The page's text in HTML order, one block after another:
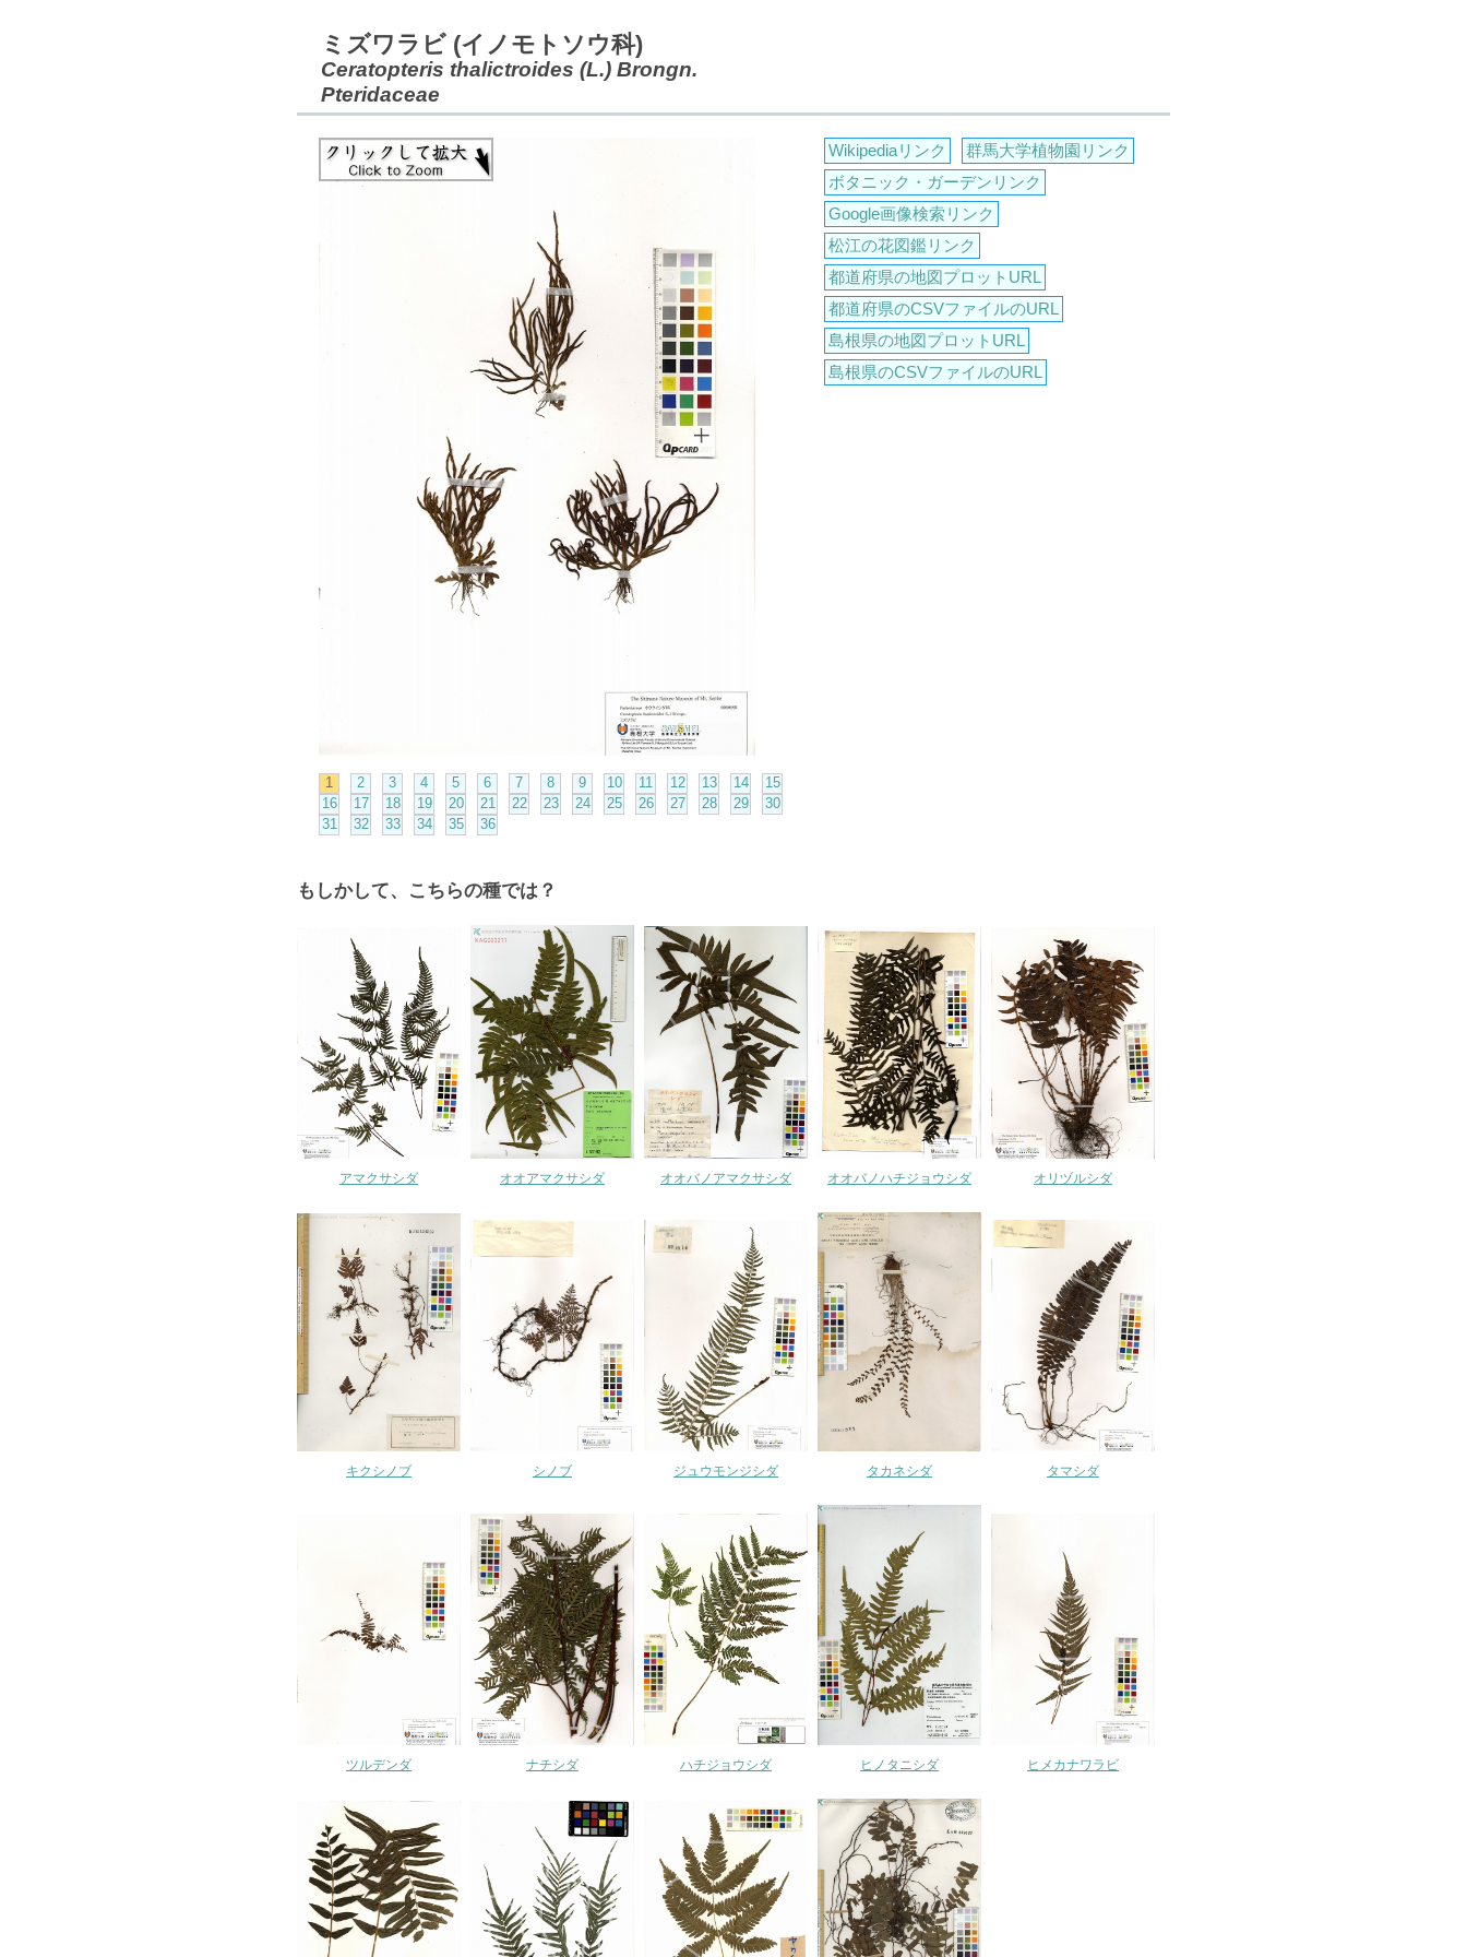
ミズワラビ (イノモトソウ科)
Ceratopteris thalictroides (L.) Brongn.
Pteridaceae
1 2 3 4 5 6 7 8 9 10 11 12 13 14
15
16
17 18 19 20 21 22 23 24 25 26 27 28 29
30
31
32 33 34 35 36
Wikipediaリンク
群馬大学植物園リンク
ボタニック・ガーデンリンク
Google画像検索リンク
松江の花図鑑リンク
都道府県の地図プロットURL
都道府県のCSVファイルのURL
島根県の地図プロットURL
島根県のCSVファイルのURL
もしかして、こちらの種では？
アマクサシダ オオアマクサシダ オオバノアマクサシダ オオバノハチジョウシダ オリヅルシダ
キクシノブ シノブ ジュウモンジシダ タカネシダ タマシダ
ツルデンダ ナチシダ ハチジョウシダ ヒノタニシダ ヒメカナワラビ